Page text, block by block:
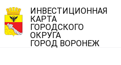
ИНВЕСТИЦИОННАЯ
КАРТА
ГОРОДСКОГО
ОКРУГА
ГОРОД ВОРОНЕЖ